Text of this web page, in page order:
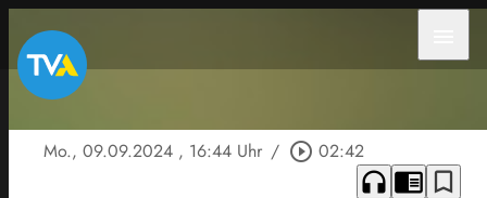
Mo., 09.09.2024 , 16:44 Uhr / play_circle_outline 02:42
headphones chrome_reader_mode bookmark_border